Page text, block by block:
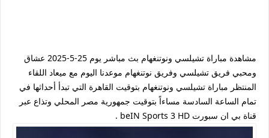
مشاهدة مباراة تشيلسي ونوتنغهام بث مباشر يوم 25-5-2025 عشاق
ومحبي فريق تشيلسي وفريق نوتنغهام موعدنا اليوم مع ميعاد اللقاء
المنتظر مباراة تشيلسي ونوتنغهام بتوقيت القاهرة التي تبدأ أحداثها في
تمام الساعة السادسة مساءاً بتوقيت جمهورية مصر المحلي وتذاع عبر
قناة بي ان سبورت beIN Sports 3 HD .